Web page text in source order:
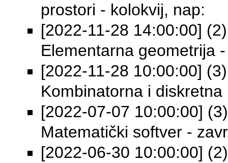
prostori - kolokvij, nap:
[2022-11-28 14:00:00]
Elementarna geometrija
[2022-11-28 10:00:00]
Kombinatorna i
[2022-07-07 10:00:00]
Matematički softver -
[2022-06-30 10:00:00]